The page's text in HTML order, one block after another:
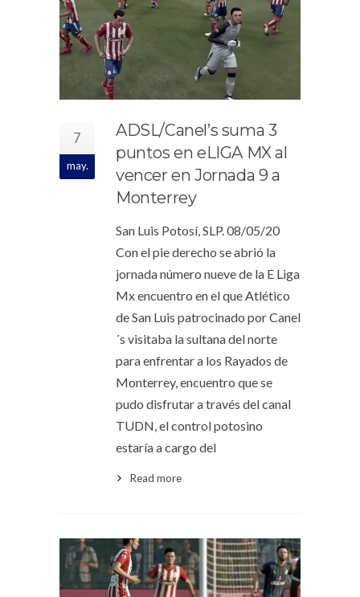
7
may.
ADSL/Canel’s suma 3
puntos en eLIGA MX al
vencer en Jornada 9 a
Monterrey
San Luis Potosí, SLP. 08/05/20
Con el pie derecho se abrió la
jornada número nueve de la E Liga
Mx encuentro en el que Atlético
de San Luis patrocinado por Canel
´s visitaba la sultana del norte
para enfrentar a los Rayados de
Monterrey, encuentro que se
pudo disfrutar a través del canal
TUDN, el control potosino
estaría a cargo del
Read more